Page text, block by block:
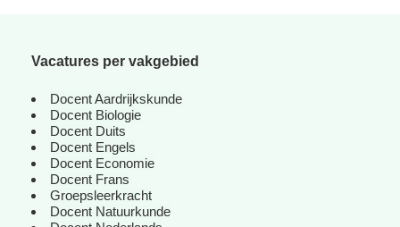
Vacatures per vakgebied
Docent Aardrijkskunde
Docent Biologie
Docent Duits
Docent Engels
Docent Economie
Docent Frans
Groepsleerkracht
Docent Natuurkunde